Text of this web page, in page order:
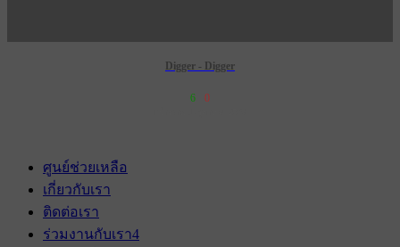
Digger - Digger
6 0
ศูนย์ช่วยเหลือ
เกี่ยวกับเรา
ติดต่อเรา
ร่วมงานกับเรา4